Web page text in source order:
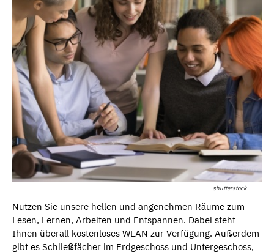
shutterstock
Nutzen Sie unsere hellen und angenehmen Räume zum
Lesen, Lernen, Arbeiten und Entspannen. Dabei steht
Ihnen überall kostenloses WLAN zur Verfügung. Außerdem
gibt es Schließfächer im Erdgeschoss und Untergeschoss,